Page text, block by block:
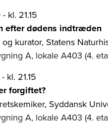
kl. 21.15
efter dødens indtræden
kurator, Statens
A, lokale A403 (4.
kl. 21.15
forgiftet?
Syddansk
A, lokale A403 (4.